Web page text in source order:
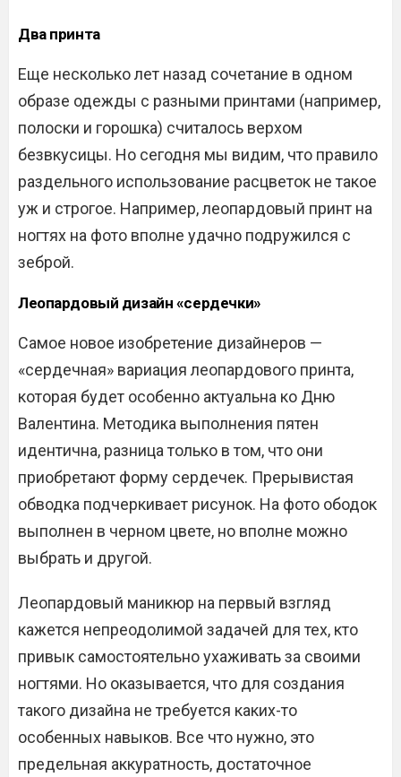
Два принта
Еще несколько лет назад сочетание в одном
образе одежды с разными принтами (например,
полоски и горошка) считалось верхом
безвкусицы. Но сегодня мы видим, что правило
раздельного использование расцветок не такое
уж и строгое. Например, леопардовый принт на
ногтях на фото вполне удачно подружился с
зеброй.
Леопардовый дизайн «сердечки»
Самое новое изобретение дизайнеров —
«сердечная» вариация леопардового принта,
которая будет особенно актуальна ко Дню
Валентина. Методика выполнения пятен
идентична, разница только в том, что они
приобретают форму сердечек. Прерывистая
обводка подчеркивает рисунок. На фото ободок
выполнен в черном цвете, но вполне можно
выбрать и другой.
Леопардовый маникюр на первый взгляд
кажется непреодолимой задачей для тех, кто
привык самостоятельно ухаживать за своими
ногтями. Но оказывается, что для создания
такого дизайна не требуется каких-то
особенных навыков. Все что нужно, это
предельная аккуратность, достаточное